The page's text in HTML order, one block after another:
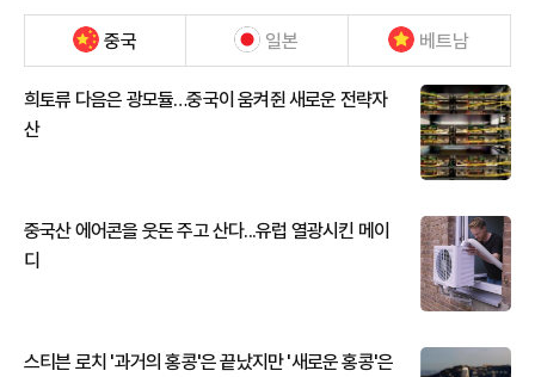
중국 일본 베트남
희토류 다음은 광모듈…중국이 움켜쥔 새로운 전략자
산
중국산 에어콘을 웃돈 주고 산다...유럽 열광시킨 메이
디
스티븐 로치 '과거의 홍콩'은 끝났지만 '새로운 홍콩'은